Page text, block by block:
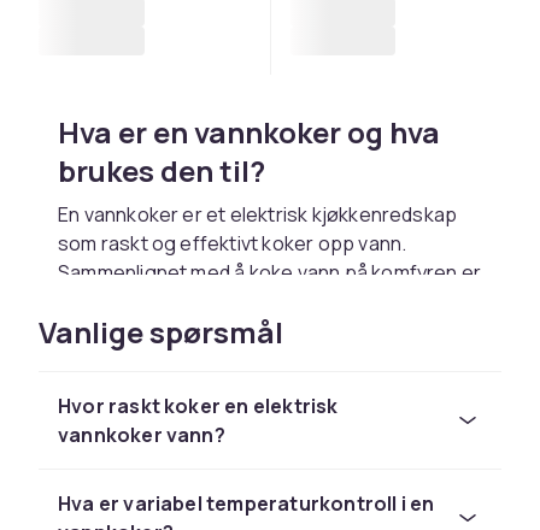
Hva er en vannkoker og hva
brukes den til?
En vannkoker er et elektrisk kjøkkenredskap
som raskt og effektivt koker opp vann.
Sammenlignet med å koke vann på komfyren er
energieffektiv. De fleste moderne vannkokere
slår seg av automatisk når vannet har nådd
praktiske å bruke.
å raskt skaffe varmt vann til barnemat, grøt,
Vanlige spørsmål
Hvor raskt koker en elektrisk
vannkoker vann?
Hva er variabel temperaturkontroll i en